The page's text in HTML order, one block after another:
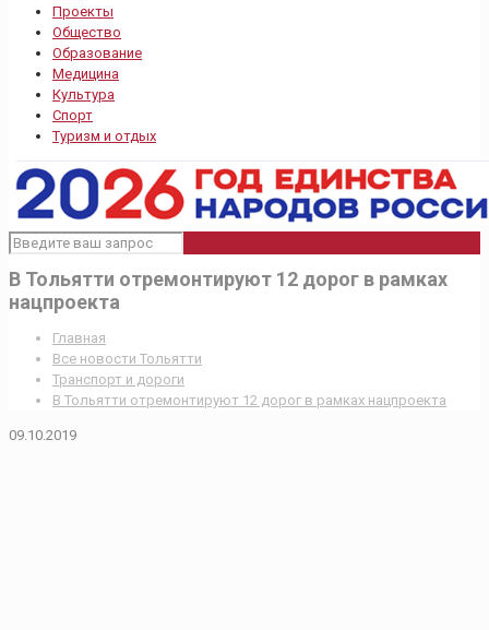
Проекты
Общество
Образование
Медицина
Культура
Спорт
Туризм и отдых
В Тольятти отремонтируют 12 дорог в рамках
нацпроекта
Главная
Все новости Тольятти
Транспорт и дороги
В Тольятти отремонтируют 12 дорог в рамках нацпроекта
09.10.2019